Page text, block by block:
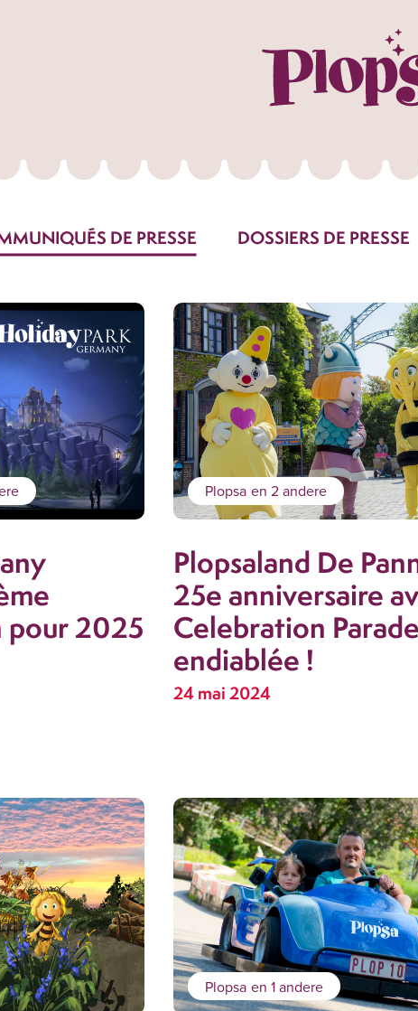
DE PRESSE DOSSIERS DE PRESSE
2025
Plopsa en 2 andere
Plopsaland De
25e anniversaire
Celebration
endiablée !
24 mai 2024
Plopsa en 1 andere